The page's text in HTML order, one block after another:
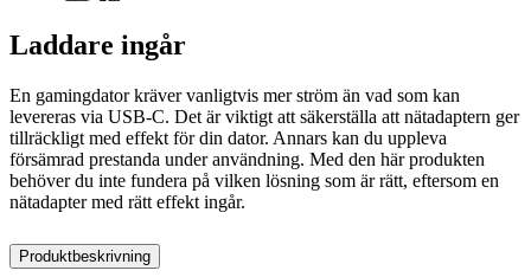
Laddare ingår
En gamingdator kräver vanligtvis mer ström än vad som kan
levereras via USB-C. Det är viktigt att säkerställa att nätadaptern ger
tillräckligt med effekt för din dator. Annars kan du uppleva
försämrad prestanda under användning. Med den här produkten
behöver du inte fundera på vilken lösning som är rätt, eftersom en
nätadapter med rätt effekt ingår.
Produktbeskrivning